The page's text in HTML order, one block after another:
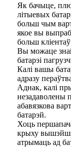
Як бачыце,
літыевых
больш чым
якое вы
больш
Вы можаце
батарэі
Калі вашы
адразу
Аднак, калі
незадаволены
абавязкова
батарэй.
Хоць
крыху
атрымаць ад